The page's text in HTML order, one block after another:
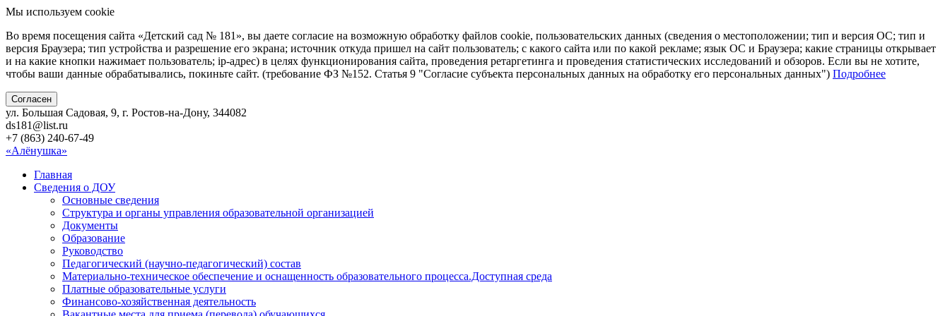
Мы используем cookie
Во время посещения сайта «Детский сад № 181», вы даете согласие на возможную обработку файлов cookie, пользовательских данных (сведения о местоположении; тип и версия ОС; тип и
версия Браузера; тип устройства и разрешение его экрана; источник откуда пришел на сайт пользователь; с какого сайта или по какой рекламе; язык ОС и Браузера; какие страницы открывает
и на какие кнопки нажимает пользователь; ip-адрес) в целях функционирования сайта, проведения ретаргетинга и проведения статистических исследований и обзоров. Если вы не хотите,
чтобы ваши данные обрабатывались, покиньте сайт. (требование ФЗ №152. Статья 9 "Согласие субъекта персональных данных на обработку его персональных данных") Подробнее
Согласен
ул. Большая Садовая, 9, г. Ростов-на-Дону, 344082
ds181@list.ru
+7 (863) 240-67-49
«Алёнушка»
Главная
Сведения о ДОУ
Основные сведения
Структура и органы управления образовательной организацией
Документы
Образование
Руководство
Педагогический (научно-педагогический) состав
Материально-техническое обеспечение и оснащенность образовательного процесса.Доступная среда
Платные образовательные услуги
Финансово-хозяйственная деятельность